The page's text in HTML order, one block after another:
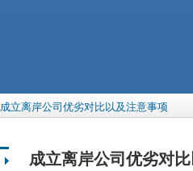
成立离岸公司优劣对比以及注意事项
成立离岸公司优劣对